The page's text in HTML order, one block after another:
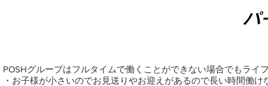
パ
POSHグループはフルタイムで働くことができない場合でもラ
・お子様が小さいのでお見送りやお迎えがあるので長い時間働け